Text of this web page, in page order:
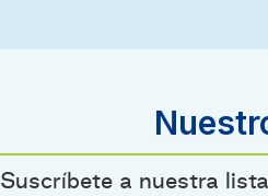
Suscríbete a nuestra